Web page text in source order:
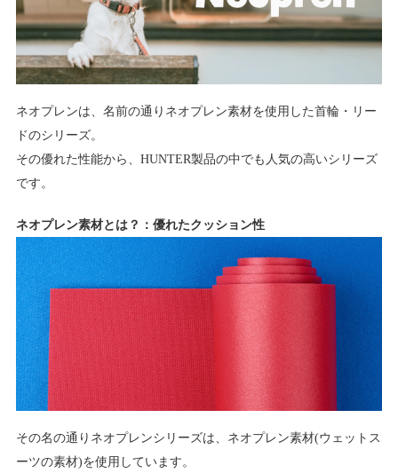
ネオプレンは、名前の通りネオプレン素材を使用した首輪・リー
ドのシリーズ。
その優れた性能から、HUNTER製品の中でも人気の高いシリーズ
です。
ネオプレン素材とは？：優れたクッション性
その名の通りネオプレンシリーズは、ネオプレン素材(ウェットス
ーツの素材)を使用しています。